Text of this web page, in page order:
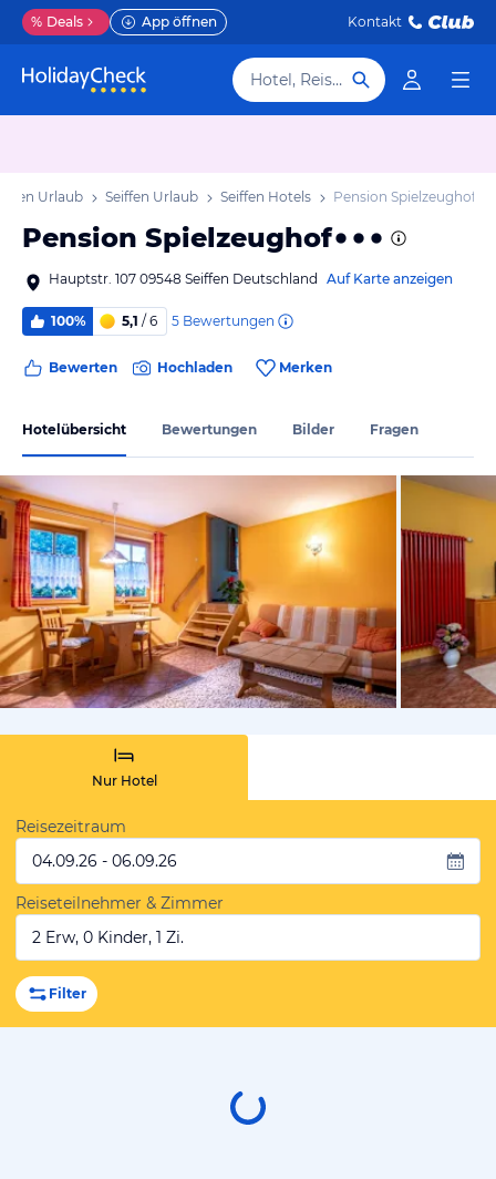
% Deals App öffnen Kontakt
Hotel, Reiseziel
Urlaub Seiffen Urlaub Seiffen Hotels Pension Spielzeughof
Pension Spielzeughof
Hauptstr. 107 09548 Seiffen Deutschland Auf Karte anzeigen
100% 5,1 / 6 5 Bewertungen
Bewerten Hochladen Merken
Hotelübersicht Bewertungen Bilder Fragen
von
Nur Hotel
Reisezeitraum
04.09.26 - 06.09.26
Reiseteilnehmer & Zimmer
2 Erw, 0 Kinder, 1 Zi.
Filter